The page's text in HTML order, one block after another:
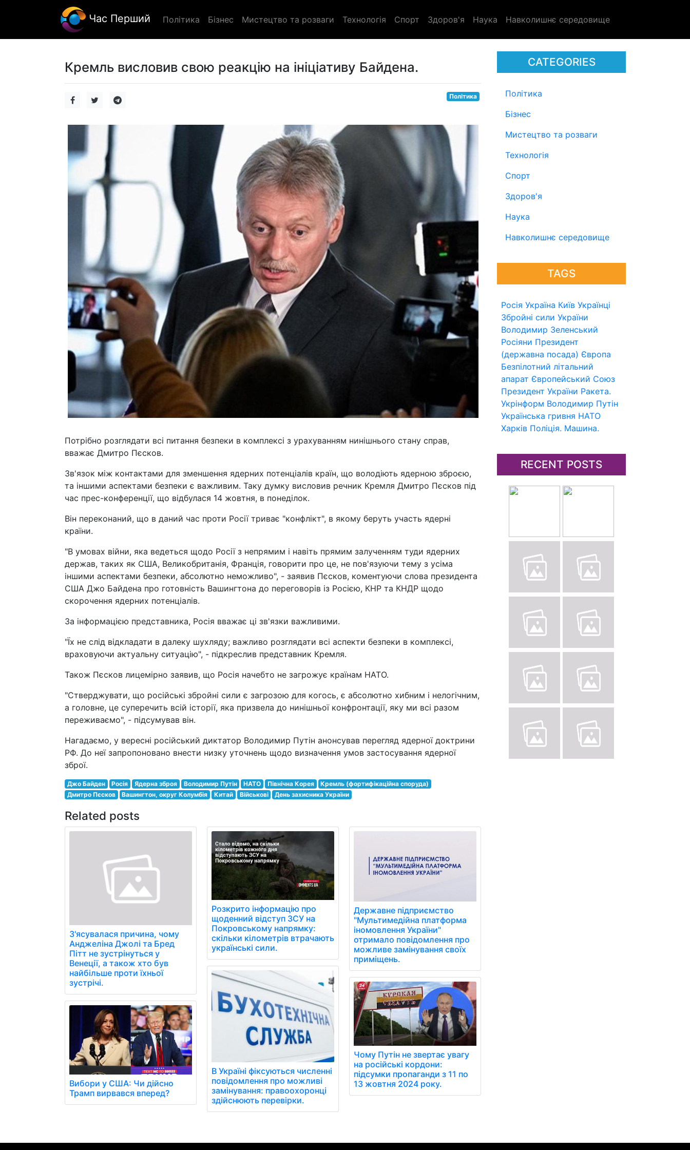
Час Перший Політика Бізнес Мистецтво та розваги Технологія Спорт Здоров'я Наука Навколишнє середовище
CATEGORIES
Політика
Бізнес
Мистецтво та розваги
Технологія
Спорт
Здоров'я
Наука
Навколишнє середовище
TAGS
Росія Україна Київ Українці
Збройні сили України
Володимир Зеленський
Росіяни Президент
(державна посада) Європа
Безпілотний літальний
апарат Європейський Союз
Президент України Ракета.
Укрінформ Володимир Путін
Українська гривня НАТО
Харків Поліція. Машина.
RECENT POSTS
Кремль висловив свою реакцію на ініціативу Байдена.
Політика
Потрібно розглядати всі питання безпеки в комплексі з урахуванням нинішнього стану справ,
вважає Дмитро Пєсков.
Зв'язок між контактами для зменшення ядерних потенціалів країн, що володіють ядерною зброєю,
та іншими аспектами безпеки є важливим. Таку думку висловив речник Кремля Дмитро Пєсков під
час прес-конференції, що відбулася 14 жовтня, в понеділок.
Він переконаний, що в даний час проти Росії триває "конфлікт", в якому беруть участь ядерні
країни.
"В умовах війни, яка ведеться щодо Росії з непрямим і навіть прямим залученням туди ядерних
держав, таких як США, Великобританія, Франція, говорити про це, не пов'язуючи тему з усіма
іншими аспектами безпеки, абсолютно неможливо", - заявив Пєсков, коментуючи слова президента
США Джо Байдена про готовність Вашингтона до переговорів із Росією, КНР та КНДР щодо
скорочення ядерних потенціалів.
За інформацією представника, Росія вважає ці зв'язки важливими.
"Їх не слід відкладати в далеку шухляду; важливо розглядати всі аспекти безпеки в комплексі,
враховуючи актуальну ситуацію", - підкреслив представник Кремля.
Також Пєсков лицемірно заявив, що Росія начебто не загрожує країнам НАТО.
"Стверджувати, що російські збройні сили є загрозою для когось, є абсолютно хибним і нелогічним,
а головне, це суперечить всій історії, яка призвела до нинішньої конфронтації, яку ми всі разом
переживаємо", - підсумував він.
Нагадаємо, у вересні російський диктатор Володимир Путін анонсував перегляд ядерної доктрини
РФ. До неї запропоновано внести низку уточнень щодо визначення умов застосування ядерної
зброї.
Джо Байден Росія Ядерна зброя Володимир Путін НАТО Північна Корея
Кремль (фортифікаційна споруда)
Дмитро Пєсков
Вашингтон, округ Колумбія Китай Військові День захисника України
Related posts
З'ясувалася причина, чому
Анджеліна Джолі та Бред
Пітт не зустрінуться у
Венеції, а також хто був
найбільше проти їхньої
зустрічі.
Вибори у США: Чи дійсно
Трамп вирвався вперед?
Розкрито інформацію про
щоденний відступ ЗСУ на
Покровському напрямку:
скільки кілометрів втрачають
українські сили.
В Україні фіксуються численні
повідомлення про можливі
замінування: правоохоронці
здійснюють перевірки.
Державне підприємство
"Мультимедійна платформа
іномовлення України"
отримало повідомлення про
можливе замінування своїх
приміщень.
Чому Путін не звертає увагу
на російські кордони:
підсумки пропаганди з 11 по
13 жовтня 2024 року.